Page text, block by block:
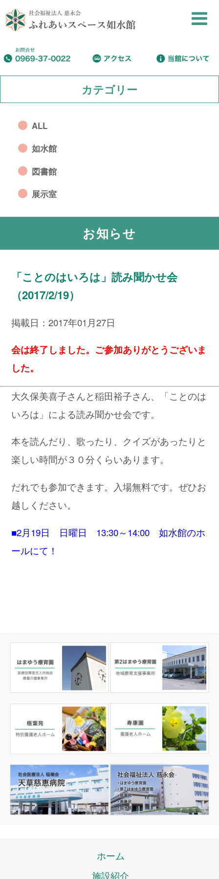
カテゴリー
ALL
如水館
図書館
展示室
お知らせ
「ことのはいろは」読み聞かせ会
（2017/2/19）
掲載日：2017年01月27日
会は終了しました。ご参加ありがとうございま
した。
大久保美喜子さんと稲田裕子さん、「ことのは
いろは」による読み聞かせ会です。
本を読んだり、歌ったり、クイズがあったりと
楽しい時間が３０分くらいあります。
だれでも参加できます。入場無料です。ぜひお
越しください。
■2月19日 日曜日 13:30～14:00 如水館のホ
ールにて！
ホーム
施設紹介